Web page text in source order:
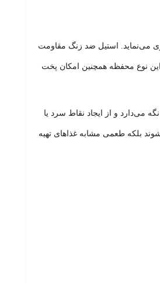
می‌نماید. استیل ضد زنگ مقاومت
نوع محفظه همچنین امکان پخت
می‌دارد و از ایجاد نقاط سرد یا
بلکه طعمی مشابه غذاهای تهیه